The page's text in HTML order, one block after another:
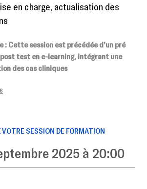
en charge, actualisation des
: Cette session est précédée d’un pré
test en e-learning, intégrant une
des cas cliniques
SESSION DE FORMATION
2025 à 20:00